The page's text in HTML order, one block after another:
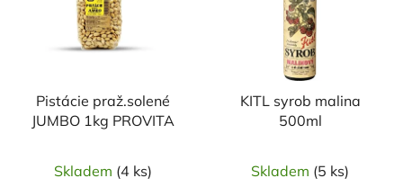
Pistácie praž.solené
JUMBO 1kg PROVITA
Skladem (4 ks)
KITL syrob malina
500ml
Skladem (5 ks)